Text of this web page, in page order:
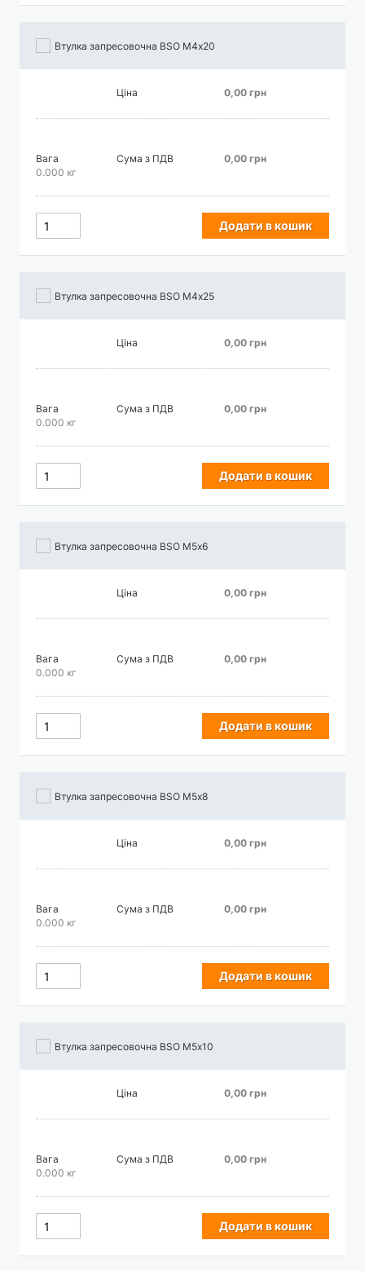
Втулка запресовочна BSO М4х20
Ціна 0,00 грн
Вага
0.000 кг
Сума з ПДВ 0,00 грн
Додати в кошик
Втулка запресовочна BSO М4х25
Ціна 0,00 грн
Вага
0.000 кг
Сума з ПДВ 0,00 грн
Додати в кошик
Втулка запресовочна BSO М5х6
Ціна 0,00 грн
Вага
0.000 кг
Сума з ПДВ 0,00 грн
Додати в кошик
Втулка запресовочна BSO М5х8
Ціна 0,00 грн
Вага
0.000 кг
Сума з ПДВ 0,00 грн
Додати в кошик
Втулка запресовочна BSO М5х10
Ціна 0,00 грн
Вага
0.000 кг
Сума з ПДВ 0,00 грн
Додати в кошик